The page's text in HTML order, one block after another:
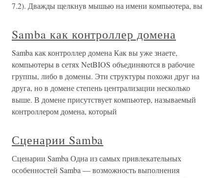
7.2). Дважды щелкнув мышью на имени компьютера, вы
Samba как контроллер домена
Samba как контроллер домена Как вы уже знаете,
компьютеры в сетях NetBIOS объединяются в рабочие
группы, либо в домены. Эти структуры похожи друг на
друга, но в домене степень централизации несколько
выше. В домене присутствует компьютер, называемый
контроллером домена, который
Сценарии Samba
Сценарии Samba Одна из самых привлекательных
особенностей Samba — возможность выполнения